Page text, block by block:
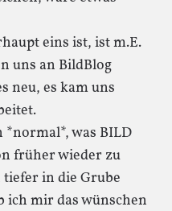
eins ist, ist m.E.
uns an BildBlog
neu, es kam uns
*normal*, was BILD
früher wieder zu
in die Grube
ich mir das wünschen